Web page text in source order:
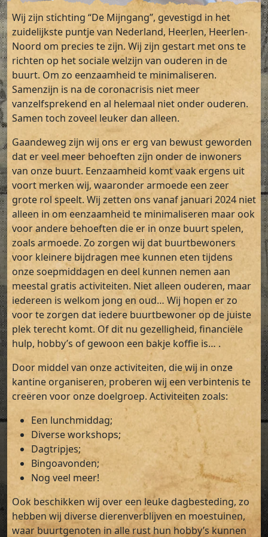
Wij zijn stichting “De Mijngang”, gevestigd in het
zuidelijkste puntje van Nederland, Heerlen, Heerlen-
Noord om precies te zijn. Wij zijn gestart met ons te
richten op het sociale welzijn van ouderen in de
buurt. Om zo eenzaamheid te minimaliseren.
Samenzijn is na de coronacrisis niet meer
vanzelfsprekend en al helemaal niet onder ouderen.
Samen toch zoveel leuker dan alleen.
Gaandeweg zijn wij ons er erg van bewust geworden
dat er veel meer behoeften zijn onder de inwoners
van onze buurt. Eenzaamheid komt vaak ergens uit
voort merken wij, waaronder armoede een zeer
grote rol speelt. Wij zetten ons vanaf januari 2024 niet
alleen in om eenzaamheid te minimaliseren maar ook
voor andere behoeften die er in onze buurt spelen,
zoals armoede. Zo zorgen wij dat buurtbewoners
voor kleinere bijdragen mee kunnen eten tijdens
onze soepmiddagen en deel kunnen nemen aan
meestal gratis activiteiten. Niet alleen ouderen, maar
iedereen is welkom jong en oud… Wij hopen er zo
voor te zorgen dat iedere buurtbewoner op de juiste
plek terecht komt. Of dit nu gezelligheid, financiële
hulp, hobby’s of gewoon een bakje koffie is… .
Door middel van onze activiteiten, die wij in onze
kantine organiseren, proberen wij een verbintenis te
creëren voor onze doelgroep. Activiteiten zoals:
Een lunchmiddag;
Diverse workshops;
Dagtripjes;
Bingoavonden;
Nog veel meer!
Ook beschikken wij over een leuke dagbesteding, zo
hebben wij diverse dierenverblijven en moestuinen,
waar buurtgenoten in alle rust hun hobby’s kunnen